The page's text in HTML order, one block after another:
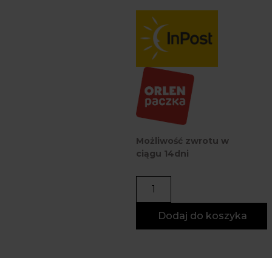
Możliwość zwrotu w
ciągu 14dni
Dodaj do koszyka